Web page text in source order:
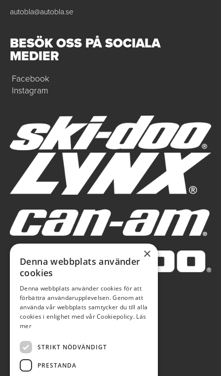
autobla@autobla.se
BESÖK OSS PÅ SOCIALA
MEDIER
Facebook
Instagram
×
Denna webbplats använder
cookies
Denna webbplats använder cookies för att
förbättra användarupplevelsen. Genom att
använda vår webbplats samtycker du till alla
cookies i enlighet med vår Cookiepolicy. Läs
mer
STRIKT NÖDVÄNDIGT
PRESTANDA